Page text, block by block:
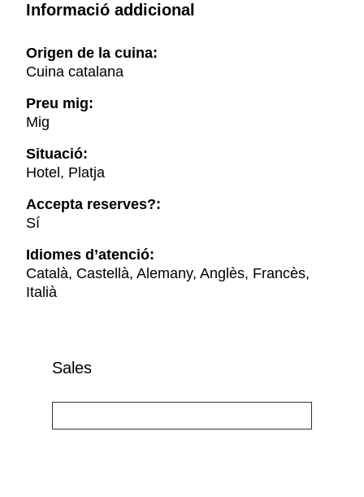
Informació addicional
Origen de la cuina:
Cuina catalana
Preu mig:
Mig
Situació:
Hotel, Platja
Accepta reserves?:
Sí
Idiomes d’atenció:
Català, Castellà, Alemany, Anglès, Francès,
Italià
Sales